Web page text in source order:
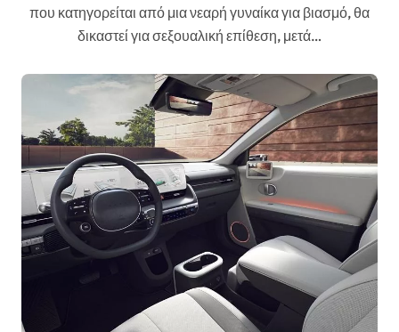
που κατηγορείται από μια νεαρή γυναίκα για βιασμό, θα
δικαστεί για σεξουαλική επίθεση, μετά…